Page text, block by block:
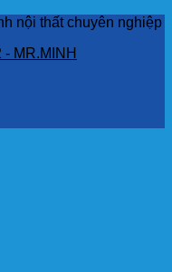
nội thất chuyên nghiệp
MR.MINH